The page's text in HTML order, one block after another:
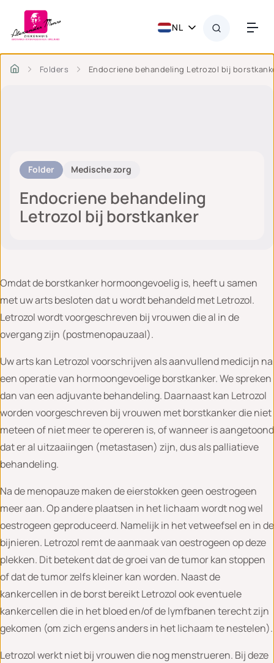
NL
Folders Endocriene behandeling Letrozol bij
Folder Medische zorg
Endocriene behandeling
Letrozol bij borstkanker
Omdat de borstkanker hormoongevoelig is, heeft u samen
met uw arts besloten dat u wordt behandeld met Letrozol.
Letrozol wordt voorgeschreven bij vrouwen die al in de
overgang zijn (postmenopauzaal).
Uw arts kan Letrozol voorschrijven als aanvullend medicijn na
een operatie van hormoongevoelige borstkanker. We spreken
dan van een adjuvante behandeling. Daarnaast kan Letrozol
worden voorgeschreven bij vrouwen met borstkanker die niet
meteen of niet meer te opereren is, of wanneer is aangetoond
dat er al uitzaaiingen (metastasen) zijn, dus als palliatieve
behandeling.
Na de menopauze maken de eierstokken geen oestrogeen
meer aan. Op andere plaatsen in het lichaam wordt nog wel
oestrogeen geproduceerd. Namelijk in het vetweefsel en in de
bijnieren. Letrozol remt de aanmaak van oestrogeen op deze
plekken. Dit betekent dat de groei van de tumor kan stoppen
of dat de tumor zelfs kleiner kan worden. Naast de
kankercellen in de borst bereikt Letrozol ook eventuele
kankercellen die in het bloed en/of de lymfbanen terecht zijn
gekomen (om zich ergens anders in het lichaam te nestelen).
Letrozol werkt niet bij vrouwen die nog menstrueren. Bij deze